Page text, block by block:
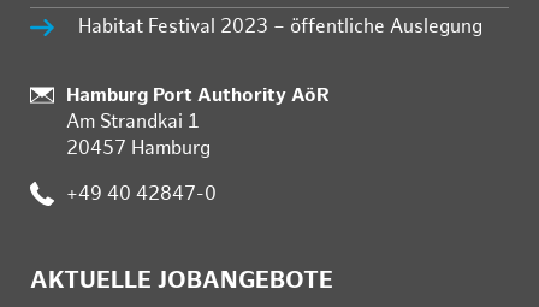
Habitat Festival 2023 – öffentliche Auslegung
:
Hamburg Port Authority AöR
Am Strandkai 1
20457 Hamburg
: +49 40 42847-0
AKTUELLE JOBANGEBOTE